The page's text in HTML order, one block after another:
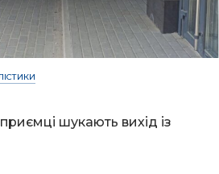
шукають вихід із